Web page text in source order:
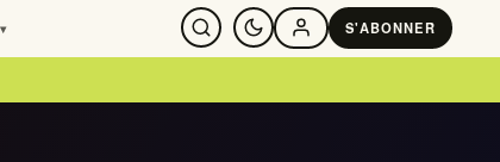
▾ SE CONNECTER
S'ABONNER